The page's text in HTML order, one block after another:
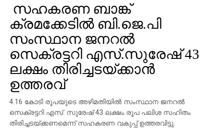
സഹകരണ ബാങ്ക്
ക്രമക്കേടില്‍ ബി.ജെ.പി
സംസ്ഥാന ജനറല്‍
സെക്രട്ടറി എസ്.സുരേഷ് 43
ലക്ഷം തിരിച്ചടയ്ക്കാന്‍
ഉത്തരവ്
4.16 കോടി രൂപയുടെ അഴിമതിയില്‍ സംസ്ഥാന ജനറല്‍
സെക്രട്ടറി എസ്. സുരേഷ് 43 ലക്ഷം രൂപ പലിശ സഹിതം
തിരിച്ചടയ്ക്കണമെന്ന് സഹകരണ വകുപ്പ് ഉത്തരവിട്ടു.